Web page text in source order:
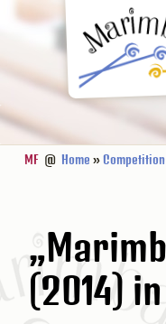
Hauptnavigation
Seitenspalte
MF@ Home »
(2014)